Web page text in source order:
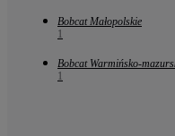
Bobcat Małopolskie
1
Bobcat Warmińsko-
1